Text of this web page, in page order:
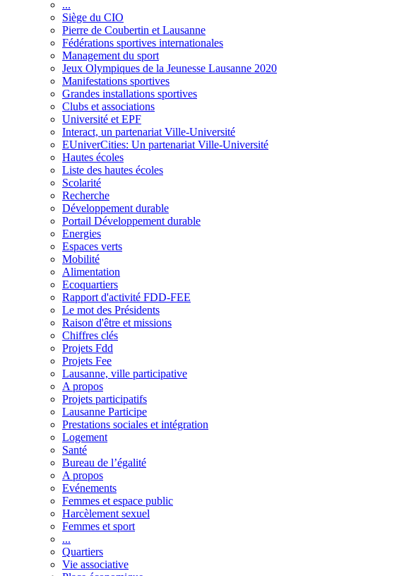
...
Siège du CIO
Pierre de Coubertin et Lausanne
Fédérations sportives internationales
Management du sport
Jeux Olympiques de la Jeunesse Lausanne 2020
Manifestations sportives
Grandes installations sportives
Clubs et associations
Université et EPF
Interact, un partenariat Ville-Université
EUniverCities: Un partenariat Ville-Université
Hautes écoles
Liste des hautes écoles
Scolarité
Recherche
Développement durable
Portail Développement durable
Energies
Espaces verts
Mobilité
Alimentation
Ecoquartiers
Rapport d'activité FDD-FEE
Le mot des Présidents
Raison d'être et missions
Chiffres clés
Projets Fdd
Projets Fee
Lausanne, ville participative
A propos
Projets participatifs
Lausanne Participe
Prestations sociales et intégration
Logement
Santé
Bureau de l’égalité
A propos
Evénements
Femmes et espace public
Harcèlement sexuel
Femmes et sport
...
Quartiers
Vie associative